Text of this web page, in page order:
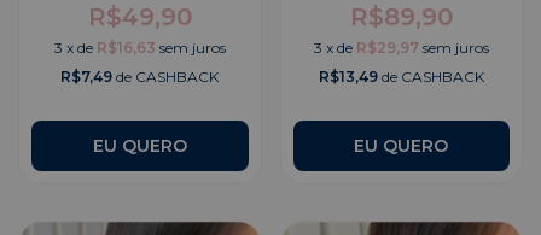
R$49,90
3 x de R$16,63 sem juros
R$7,49 de CASHBACK
R$89,90
3 x de R$29,97 sem juros
R$13,49de CASHBACK